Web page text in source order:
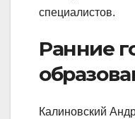
специалистов.
Ранние
Калиновский